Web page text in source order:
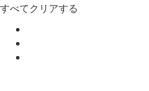
すべてクリアする